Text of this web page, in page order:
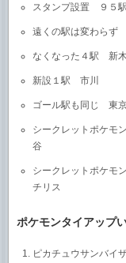
スタンプ設置 ９５駅
遠くの駅は変わらず
なくなった４駅 新
新設１駅 市川
ゴール駅も同じ 東
シークレットポケモ
谷
シークレットポケモ
チリス
ポケモンタイアップ
ピカチュウサンバイ